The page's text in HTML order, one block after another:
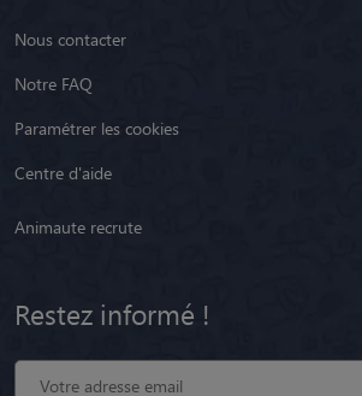
Nous contacter
Notre FAQ
Paramétrer les cookies
Centre d'aide
Animaute recrute
Restez informé !